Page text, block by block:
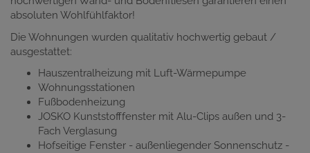
absoluten Wohlfühlfaktor!
Die Wohnungen wurden qualitativ hochwertig gebaut /
ausgestattet:
Hauszentralheizung mit Luft-Wärmepumpe
Wohnungsstationen
Fußbodenheizung
JOSKO Kunststofffenster mit Alu-Clips außen und 3-
Fach Verglasung
Hofseitige Fenster - außenliegender Sonnenschutz -